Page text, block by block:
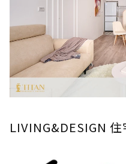
LIVING&DESIGN 住